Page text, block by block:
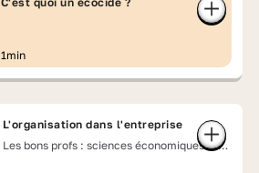
1min
L'organisation dans l'entreprise
Les bons profs : sciences économiques et